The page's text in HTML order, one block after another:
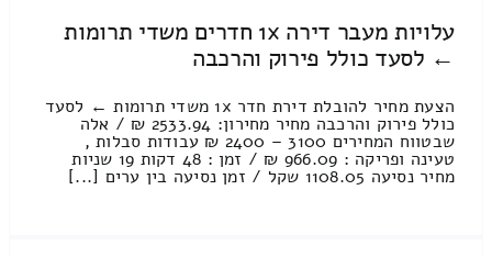
עלויות מעבר דירה 1x חדרים משדי תרומות
← לסעד כולל פירוק והרכבה
הצעת מחיר להובלת דירת חדר 1x משדי תרומות ← לסעד
כולל פירוק והרכבה מחיר מחירון: 2533.94 ₪ / אלה
שבטווח המחירים 3100 – 2400 ₪ עבודות סבלות ,
טעינה ופריקה : 966.09 ₪ / זמן : 48 דקות 19 שניות
מחיר נסיעה 1108.05 שקל / זמן נסיעה בין ערים [...]